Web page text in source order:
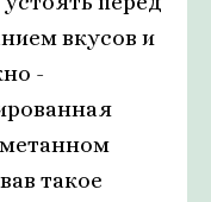
вкусов и
-
такое